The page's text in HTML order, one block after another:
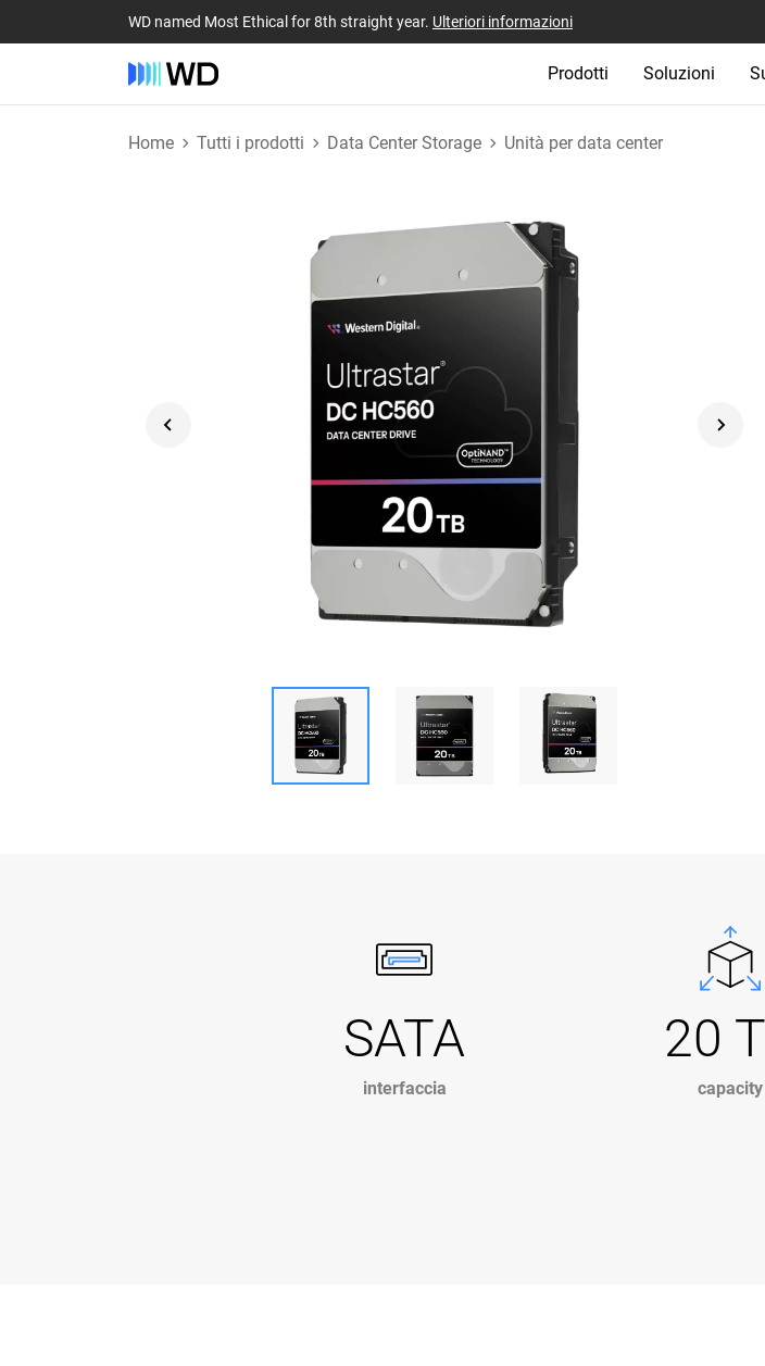
WD named Most Ethical for 8th straight year. Ulteriori informazioni
Prodotti Soluzioni
Home Tutti i prodotti Data Center Storage Unità per data center
SATA
interfaccia
20
capacity